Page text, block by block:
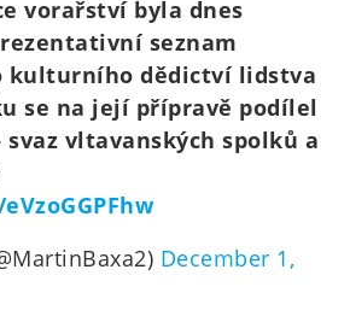
vorařství byla dnes
seznam
kulturního dědictví lidstva
se na její přípravě podílel
svaz vltavanských spolků a
December 1,